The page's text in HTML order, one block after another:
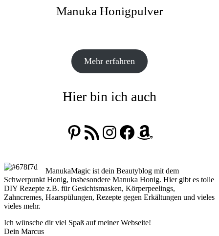
Manuka Honigpulver
Mehr erfahren
Hier bin ich auch
Pinterest
RSS-FeedInstagram
Facebook
Amazon
ManukaMagic ist dein Beautyblog mit dem
Schwerpunkt Honig, insbesondere Manuka Honig. Hier gibt es tolle
DIY Rezepte z.B. für Gesichtsmasken, Körperpeelings,
Zahncremes, Haarspülungen, Rezepte gegen Erkältungen und vieles
vieles mehr.
Ich wünsche dir viel Spaß auf meiner Webseite!
Dein Marcus